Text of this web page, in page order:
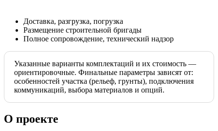
Доставка, разгрузка, погрузка
Размещение строительной бригады
Полное сопровождение, технический надзор
Указанные варианты комплектаций и их стоимость —
ориентировочные. Финальные параметры зависят от:
особенностей участка (рельеф, грунты), подключения
коммуникаций, выбора материалов и опций.
О проекте